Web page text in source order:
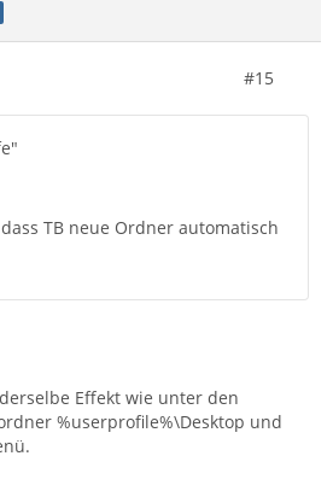
#15
TB neue Ordner automatisch
Effekt wie unter den
%userprofile%\Desktop und